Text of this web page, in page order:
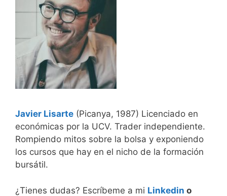
Javier Lisarte (Picanya, 1987) Licenciado en
económicas por la UCV. Trader independiente.
Rompiendo mitos sobre la bolsa y exponiendo
los cursos que hay en el nicho de la formación
bursátil.
¿Tienes dudas? Escríbeme a mi Linkedin o